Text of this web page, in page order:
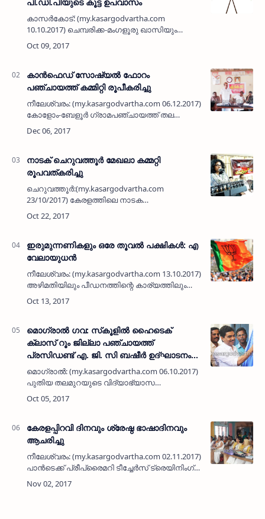
കാസര്‍കോട്: (my.kasargodvartha.com
10.10.2017) ചെമ്പരിക്ക-മംഗളൂരു ഖാസിയും
പ്രമുഖ മത പണ്ഡിതനുമായിരുന്ന സി.എം.
അബ്ദുല്ല മൗലവിയുടെ ദുരൂഹ മരണം
കുറ്…
കാന്‍ഫെഡ് സോഷ്യല്‍ ഫോറം
പഞ്ചായത്ത് കമ്മിറ്റി രൂപീകരിച്ചു
നീലേശ്വരം: (my.kasargodvartha.com 06.12.2017)
കോളോം-ബേളൂര്‍ ഗ്രാമപഞ്ചായത്ത് തല
കാന്‍ഫെഡ് സോഷ്യല്‍ ഫോറം രൂപീകരണം
നടന്നു. പഞ്ചായത്ത് തല ഉദ്ഘാടനം
നാടക് ചെറുവത്തൂര്‍ മേഖലാ കമ്മറ്റി
രൂപവത്കരിച്ചു
ചെറുവത്തൂര്‍:(my.kasargodvartha.com
23/10/2017) കേരളത്തിലെ നാടക
പ്രവര്‍ത്തകരുടെ കൂട്ടായ്മയായ നാടക്
ചെറുവത്തൂര്‍ മേഖലാ കമ്മിറ്റി രൂപീകരിച്ചു.
ഓഡിറ്റോറിയ…
ഇരുമുന്നണികളും ഒരേ തൂവല്‍ പക്ഷികള്‍: എ
വേലായുധന്‍
നീലേശ്വരം: (my.kasargodvartha.com 13.10.2017)
അഴിമതിയിലും പീഡനത്തിന്റെ കാര്യത്തിലും
രണ്ടു മുന്നണികളും ഒരേ
തൂവല്‍പക്ഷികളെപ്പോലെയാണെന്ന് ബി ജെ പി
മൊഗ്രാല്‍ ഗവ: സ്‌കൂളില്‍ ഹൈടെക്
ക്ലാസ് റൂം ജില്ലാ പഞ്ചായത്ത്
പ്രസിഡണ്ട് എ. ജി. സി ബഷീര്‍ ഉദ്ഘാടനം
ചെയ്തു
മൊഗ്രാല്‍: (my.kasargodvartha.com 06.10.2017)
പുതിയ തലമുറയുടെ വിദ്യാഭ്യാസ
സൗകര്യങ്ങള്‍ മെച്ചപ്പെടുത്തുന്നതിനായി
നാട്ടുകാര്‍ സംഭാവന നല്‍കി സ്‌കൂള്‍
കേരളപ്പിറവി ദിനവും ശ്രേഷ്ഠ ഭാഷാദിനവും
ആചരിച്ചു
നീലേശ്വരം: (my.kasargodvartha.com 02.11.2017)
പാന്‍ടെക്ക് പ്രീപ്രൈമറി ടീച്ചേര്‍സ് ട്രെയിനിംഗ്
സെന്ററിന്റെ ആഭിമുഖ്യത്തില്‍ നവംബര്‍ ഒന്നിന്
61- ാം കേരളപ്പിറവി ദിനവും മലയാള